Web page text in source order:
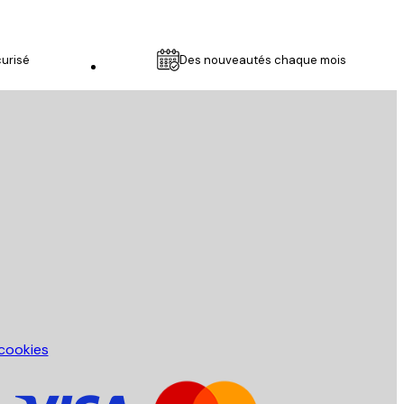
Des nouveautés chaque mois